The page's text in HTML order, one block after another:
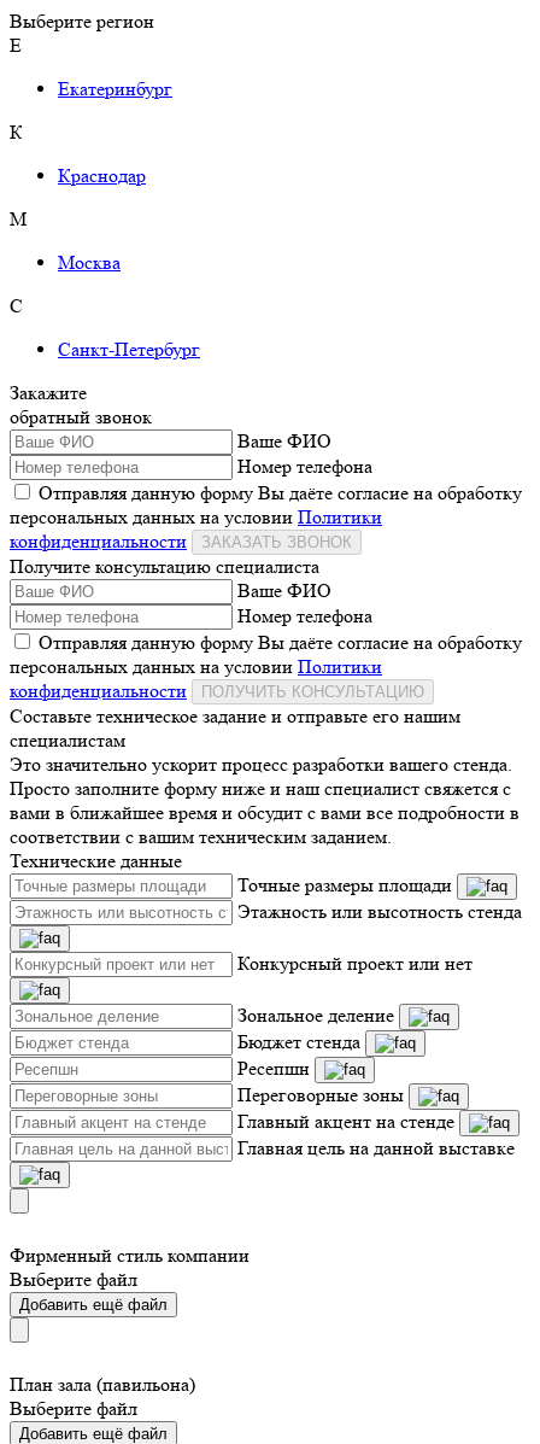
Выберите регион
Е
Екатеринбург
К
Краснодар
М
Москва
С
Санкт-Петербург
Закажите
обратный звонок
Ваше ФИО
Номер телефона
Отправляя данную форму Вы даёте согласие на обработку
персональных данных на условии Политики
конфиденциальности
ЗАКАЗАТЬ ЗВОНОК
Получите консультацию специалиста
Ваше ФИО
Номер телефона
Отправляя данную форму Вы даёте согласие на обработку
персональных данных на условии Политики
конфиденциальности
ПОЛУЧИТЬ КОНСУЛЬТАЦИЮ
Составьте техническое задание и отправьте его нашим
специалистам
Это значительно ускорит процесс разработки вашего стенда.
Просто заполните форму ниже и наш специалист свяжется с
вами в ближайшее время и обсудит с вами все подробности в
соответствии с вашим техническим заданием.
Технические данные
Точные размеры площади
Этажность или высотность стенда
Конкурсный проект или нет
Зональное деление
Бюджет стенда
Ресепшн
Переговорные зоны
Главный акцент на стенде
Главная цель на данной выставке
Фирменный стиль компании
Выберите файл
Добавить ещё файл
План зала (павильона)
Выберите файл
Добавить ещё файл